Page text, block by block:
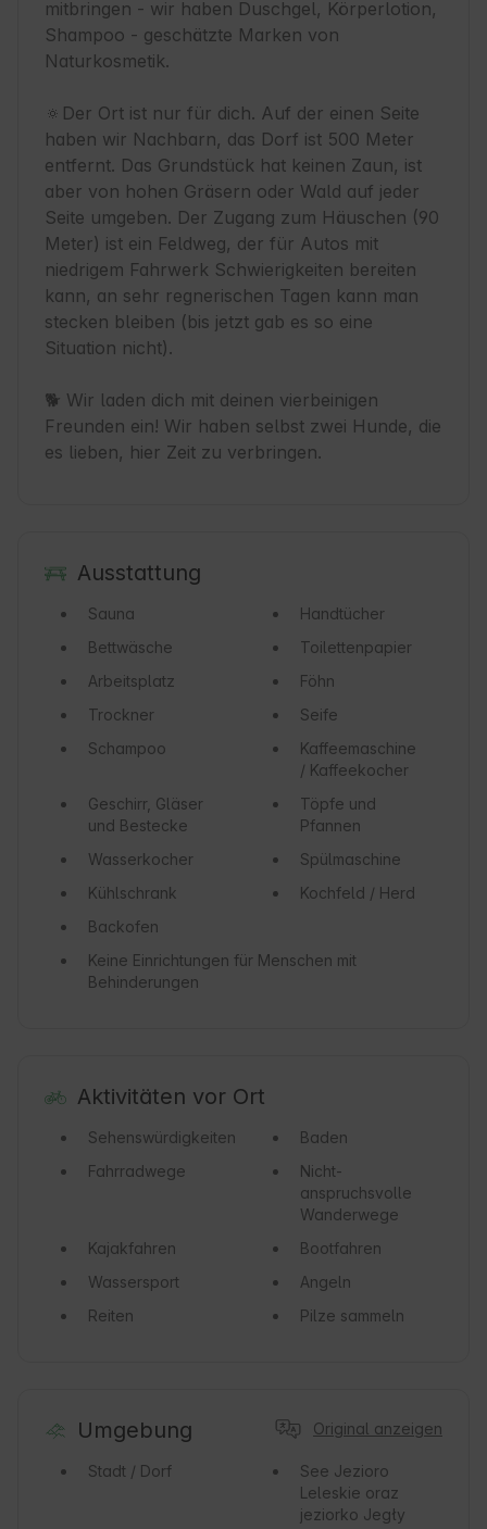
mitbringen - wir haben Duschgel, Körperlotion,
Shampoo - geschätzte Marken von
Naturkosmetik.
🔅Der Ort ist nur für dich. Auf der einen Seite
haben wir Nachbarn, das Dorf ist 500 Meter
entfernt. Das Grundstück hat keinen Zaun, ist
aber von hohen Gräsern oder Wald auf jeder
Seite umgeben. Der Zugang zum Häuschen (90
Meter) ist ein Feldweg, der für Autos mit
niedrigem Fahrwerk Schwierigkeiten bereiten
kann, an sehr regnerischen Tagen kann man
stecken bleiben (bis jetzt gab es so eine
Situation nicht).
🐕 Wir laden dich mit deinen vierbeinigen
Freunden ein! Wir haben selbst zwei Hunde, die
es lieben, hier Zeit zu verbringen.
Ausstattung
Sauna
Handtücher
Bettwäsche
Toilettenpapier
Arbeitsplatz
Föhn
Trockner
Seife
Schampoo
Kaffeemaschine
/ Kaffeekocher
Geschirr, Gläser
und Bestecke
Töpfe und
Pfannen
Wasserkocher
Spülmaschine
Kühlschrank
Kochfeld / Herd
Backofen
Keine Einrichtungen für Menschen mit
Behinderungen
Aktivitäten vor Ort
Sehenswürdigkeiten
Baden
Fahrradwege
Nicht-
anspruchsvolle
Wanderwege
Kajakfahren
Bootfahren
Wassersport
Angeln
Reiten
Pilze sammeln
Umgebung Original anzeigen
Stadt / Dorf See Jezioro
Leleskie oraz
jeziorko Jegły